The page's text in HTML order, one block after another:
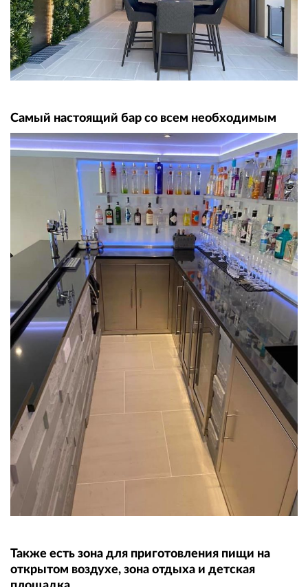
Самый настоящий бар со всем необходимым
Также есть зона для приготовления пищи на
открытом воздухе, зона отдыха и детская